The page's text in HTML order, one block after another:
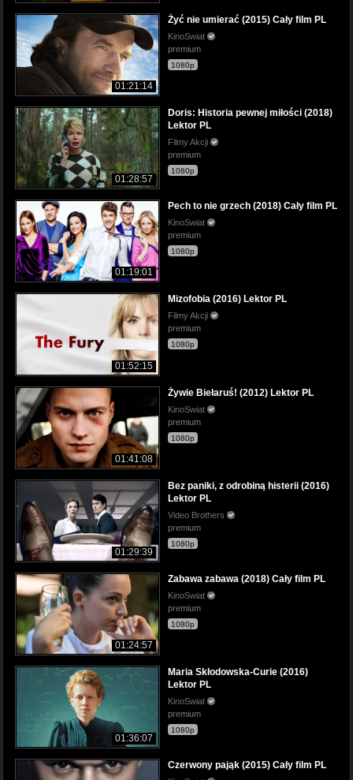
01:21:14
Żyć nie umierać (2015) Cały film PL
KinoSwiat
premium
1080p
01:28:57
Doris: Historia pewnej miłości (2018)
Lektor PL
Filmy Akcji
premium
1080p
01:19:01
Pech to nie grzech (2018) Cały film PL
KinoSwiat
premium
1080p
01:52:15
Mizofobia (2016) Lektor PL
Filmy Akcji
premium
1080p
01:41:08
Żywie Biełaruś! (2012) Lektor PL
KinoSwiat
premium
1080p
01:29:39
Bez paniki, z odrobiną histerii (2016)
Lektor PL
Video Brothers
premium
1080p
01:24:57
Zabawa zabawa (2018) Cały film PL
KinoSwiat
premium
1080p
01:36:07
Maria Skłodowska-Curie (2016)
Lektor PL
KinoSwiat
premium
1080p
Czerwony pająk (2015) Cały film PL